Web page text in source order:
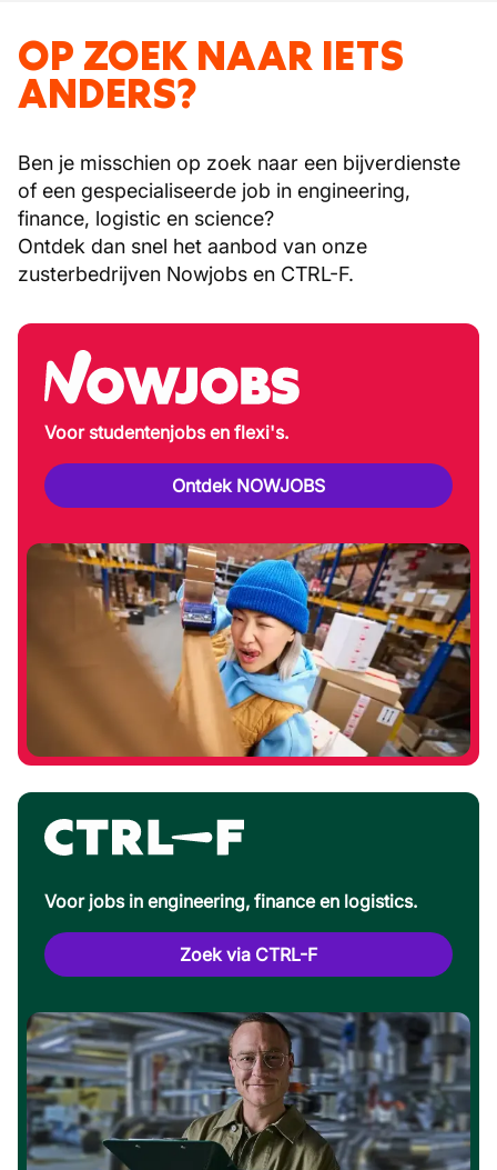
OP ZOEK NAAR IETS
ANDERS?
Ben je misschien op zoek naar een bijverdienste
of een gespecialiseerde job in engineering,
finance, logistic en science?
Ontdek dan snel het aanbod van onze
zusterbedrijven Nowjobs en CTRL-F.
Voor studentenjobs en flexi's.
Ontdek NOWJOBS
Voor jobs in engineering, finance en logistics.
Zoek via CTRL-F